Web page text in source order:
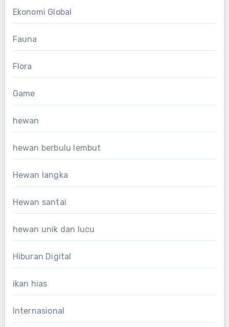
Ekonomi Global
Fauna
Flora
Game
hewan
hewan berbulu lembut
Hewan langka
Hewan santai
hewan unik dan lucu
Hiburan Digital
ikan hias
Internasional